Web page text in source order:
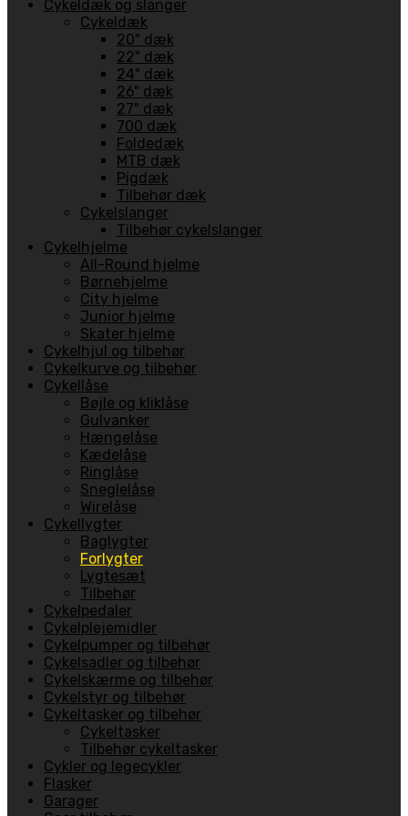
Cykeldæk og slanger
Cykeldæk
20" dæk
22" dæk
24" dæk
26" dæk
27" dæk
700 dæk
Foldedæk
MTB dæk
Pigdæk
Tilbehør dæk
Cykelslanger
Tilbehør cykelslanger
Cykelhjelme
All-Round hjelme
Børnehjelme
City hjelme
Junior hjelme
Skater hjelme
Cykelhjul og tilbehør
Cykelkurve og tilbehør
Cykellåse
Bøjle og kliklåse
Gulvanker
Hængelåse
Kædelåse
Ringlåse
Sneglelåse
Wirelåse
Cykellygter
Baglygter
Forlygter
Lygtesæt
Tilbehør
Cykelpedaler
Cykelplejemidler
Cykelpumper og tilbehør
Cykelsadler og tilbehør
Cykelskærme og tilbehør
Cykelstyr og tilbehør
Cykeltasker og tilbehør
Cykeltasker
Tilbehør cykeltasker
Cykler og legecykler
Flasker
Garager